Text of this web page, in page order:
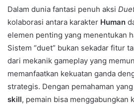
Dalam dunia fantasi penuh aksi
kolaborasi antara karakter Human
elemen penting yang menentukan
Sistem “duet” bukan sekadar fitur
dari mekanik gameplay yang
memanfaatkan kekuatan ganda
strategis. Dengan pemahaman
skill, pemain bisa menggabungkan